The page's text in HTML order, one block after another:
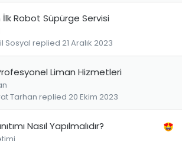
İlk Robot Süpürge Servisi
21 Aralık 2023
Sosyal
Liman Hizmetleri
20 Ekim 2023
Tarhan
Nasıl Yapılmalıdır?